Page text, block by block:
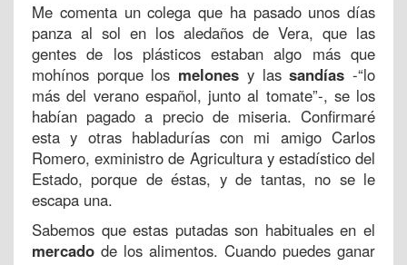
Me comenta un colega que ha pasado unos días
panza al sol en los aledaños de Vera, que las
gentes de los plásticos estaban algo más que
mohínos porque los melones y lassandías -“lo
más del verano español, junto al tomate”-, se los
habían pagado a precio de miseria. Confirmaré
esta y otras habladurías con mi amigo Carlos
Romero, exministro de Agricultura y estadístico del
Estado, porque de éstas, y de tantas, no se le
escapa una.
Sabemos que estas putadas son habituales en el
mercado de los alimentos. Cuando puedes ganar